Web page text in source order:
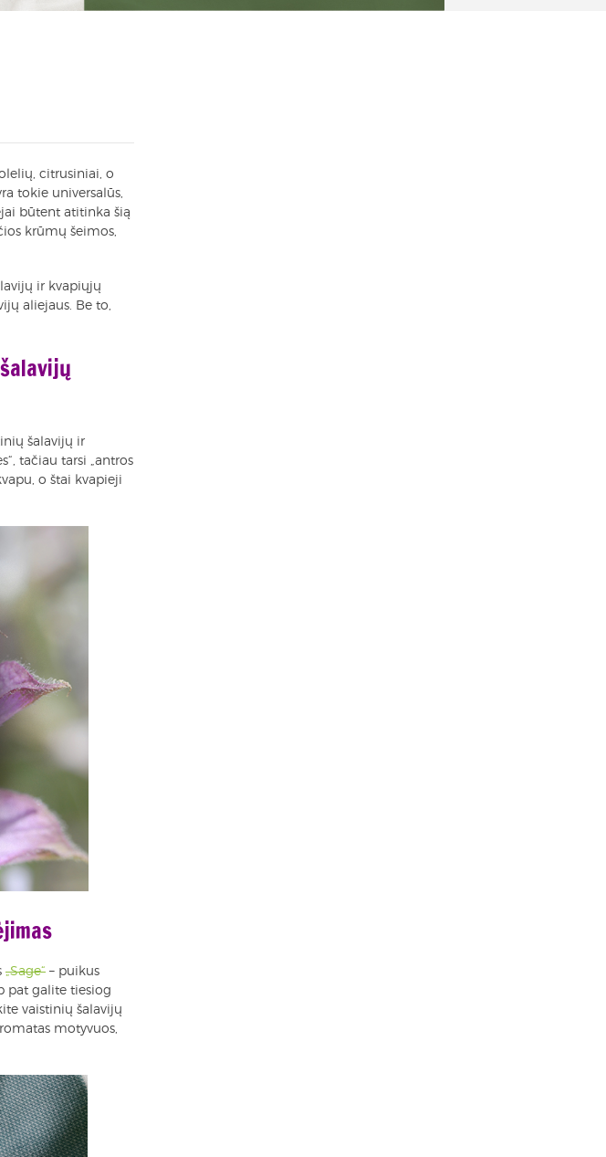
citrusiniai, o
tokie universalūs,
būtent atitinka šią
krūmų šeimos,
ir kvapiųjų
aliejaus. Be to,
šalavijų ir
tačiau tarsi „antros
o štai kvapieji
„Sage“ – puikus
pat galite tiesiog
vaistinių šalavijų
motyvuos,